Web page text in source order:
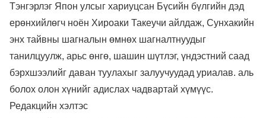
Тэнгэрлэг Япон улсыг хариуцсан Бүсийн бүлгийн дэд
ерөнхийлөгч ноён Хироаки Такеучи айлдаж, Сунхакийн
энх тайвны шагналын өмнөх шагналтнуудыг
танилцуулж, арьс өнгө, шашин шүтлэг, үндэстний саад
бэрхшээлийг даван туулахыг залуучуудад уриалав. аль
болох олон хүнийг адислах чадвартай хүмүүс.
Редакцийн хэлтэс